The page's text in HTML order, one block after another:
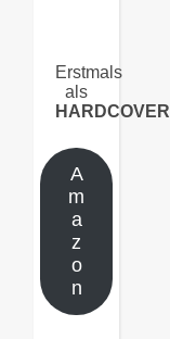
Erstmals
als
HARDCOVER
A
m
a
z
o
n